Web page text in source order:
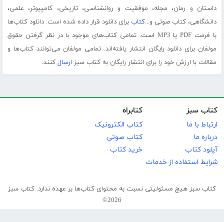
داستان و رمان، مجله، موفقیت و روانشناسی، تاریخی، کامپیوتر، علمی،
دانشگاهی، کتاب صوتی و...کتاب برای دانلود قرار داده شده است. دانلود کتاب‌ها
با فرمت PDF یا MP3 است. تمامی کتاب‌های موجود با در نظر گرفتن حقوق
مولفان برای دانلود رایگان انتشار یافته‌اند. تمامی مولفان می‌توانند کتاب‌ها و
مقالات با ارزش خود را برای انتشار رایگان به کتاب سبز ارسال کنند.
کتاب سبز
ارتباط با ما
درباره ما
آپلود کتاب
شرایط استفاده از خدمات
کتابراه
کتاب الکترونیک
کتاب صوتی
خرید کتاب
کتاب سبز هیچ مسئولیتی نسبت به محتوای کتاب‌ها بر عهده ندارد. کتاب سبز
2026©